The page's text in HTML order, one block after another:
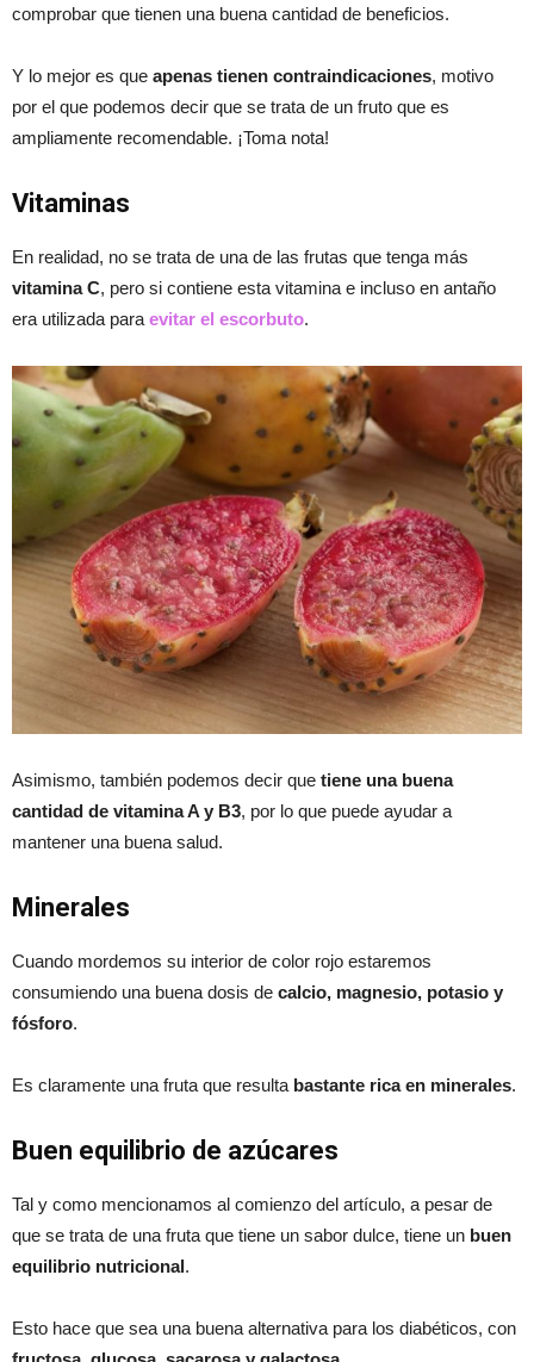
comprobar que tienen una buena cantidad de beneficios.
Y lo mejor es que apenas tienen contraindicaciones, motivo
por el que podemos decir que se trata de un fruto que es
ampliamente recomendable. ¡Toma nota!
Vitaminas
En realidad, no se trata de una de las frutas que tenga más
vitamina C, pero si contiene esta vitamina e incluso en antaño
era utilizada para evitar el escorbuto.
Asimismo, también podemos decir que tiene una buena
cantidad de vitamina A y B3, por lo que puede ayudar a
mantener una buena salud.
Minerales
Cuando mordemos su interior de color rojo estaremos
consumiendo una buena dosis de calcio, magnesio, potasio y
fósforo.
Es claramente una fruta que resulta bastante rica en minerales.
Buen equilibrio de azúcares
Tal y como mencionamos al comienzo del artículo, a pesar de
que se trata de una fruta que tiene un sabor dulce, tiene un buen
equilibrio nutricional.
Esto hace que sea una buena alternativa para los diabéticos, con